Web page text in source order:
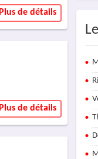
Plus de détails
Plus de détails